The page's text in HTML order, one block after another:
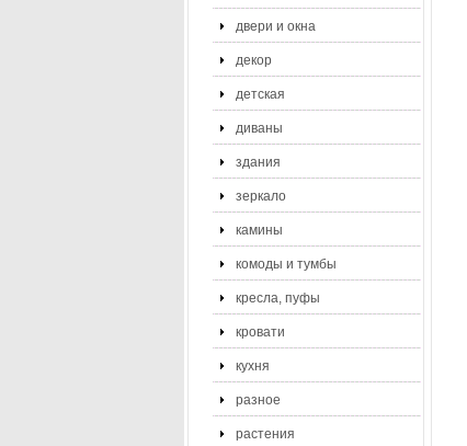
двери и окна
декор
детская
диваны
здания
зеркало
камины
комоды и тумбы
кресла, пуфы
кровати
кухня
разное
растения